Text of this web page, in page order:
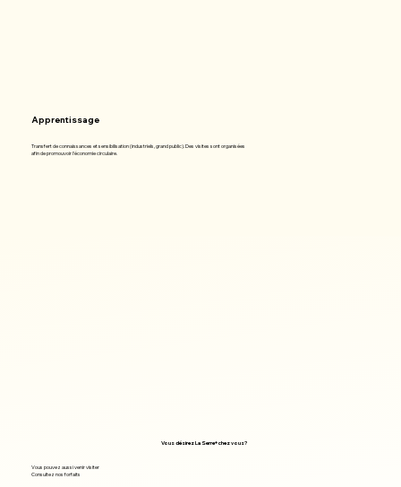
Apprentissage
Transfert de connaissances et sensibilisation (industriels, grand public). Des visites sont organisées
afin de promouvoir l'économie circulaire.​
Vous désirez La Serre+ chez vous?
Vous pouvez aussi venir visiter
Consultez nos forfaits